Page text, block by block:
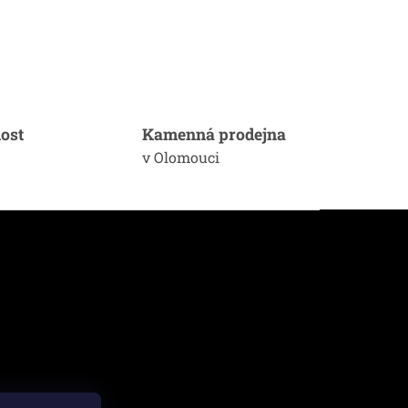
Kamenná prodejna
v Olomouci